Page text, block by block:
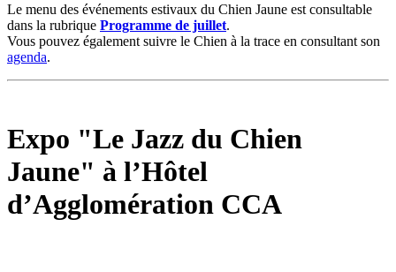
Le menu des événements estivaux du Chien Jaune est consultable
dans la rubrique Programme de juillet.
Vous pouvez également suivre le Chien à la trace en consultant son
agenda.
Expo "Le Jazz du Chien
Jaune" à l’Hôtel
d’Agglomération CCA